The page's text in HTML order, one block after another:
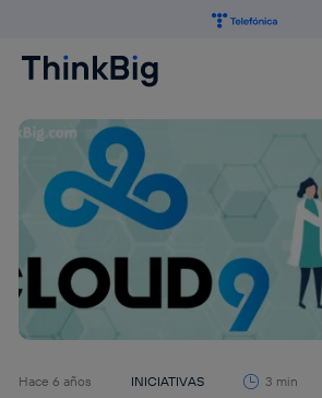
Hace 6 años INICIATIVAS 3 min